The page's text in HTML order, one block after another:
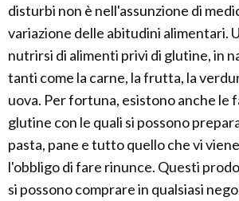
disturbi non è nell'assunzione di
variazione delle abitudini alimentari.
nutrirsi di alimenti privi di glutine, in
tanti come la carne, la frutta, la
uova. Per fortuna, esistono anche le
glutine con le quali si possono
pasta, pane e tutto quello che vi
l'obbligo di fare rinunce. Questi
si possono comprare in qualsiasi